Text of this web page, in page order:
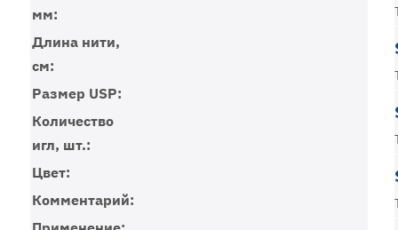
мм:
Длина нити,
см:
Размер USP:
Количество
игл, шт.:
Цвет:
Комментарий: